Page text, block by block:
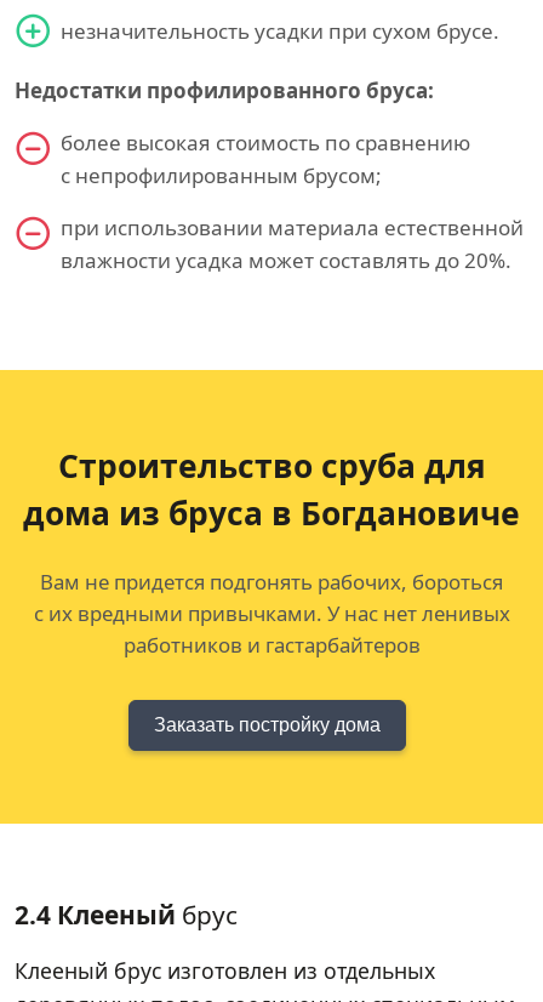
незначительность усадки при сухом брусе.
Недостатки профилированного бруса:
более высокая стоимость по сравнению
с непрофилированным брусом;
при использовании материала естественной
влажности усадка может составлять до 20%.
Строительство сруба для
дома из бруса в Богдановиче
Вам не придется подгонять рабочих, бороться
с их вредными привычками. У нас нет ленивых
работников и гастарбайтеров
Заказать постройку дома
2.4 Клееный брус
Клееный брус изготовлен из отдельных